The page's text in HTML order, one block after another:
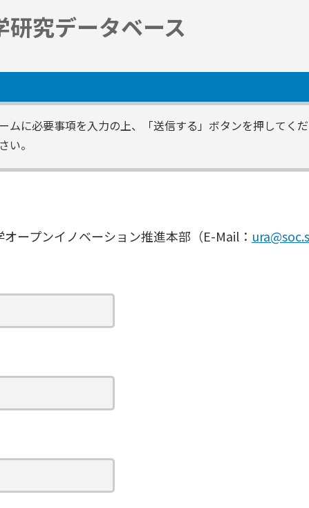
研究データベース
に必要事項を入力の上、「送信する」ボタンを押してくだ
い。
ープンイノベーション推進本部（E-Mail：